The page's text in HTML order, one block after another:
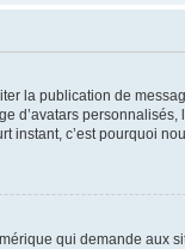
la publication de
instant, c’est pourquoi
qui demande